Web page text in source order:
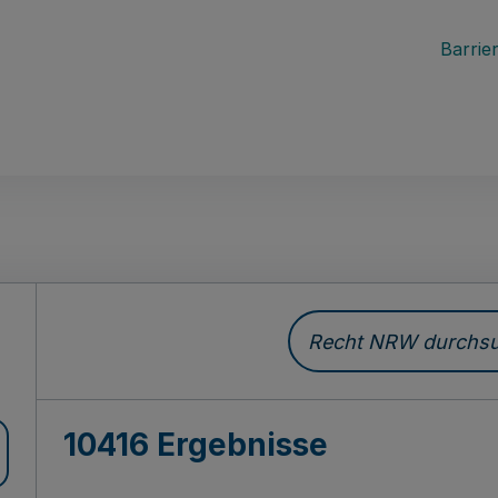
Recht NRW
10416 Ergebnisse